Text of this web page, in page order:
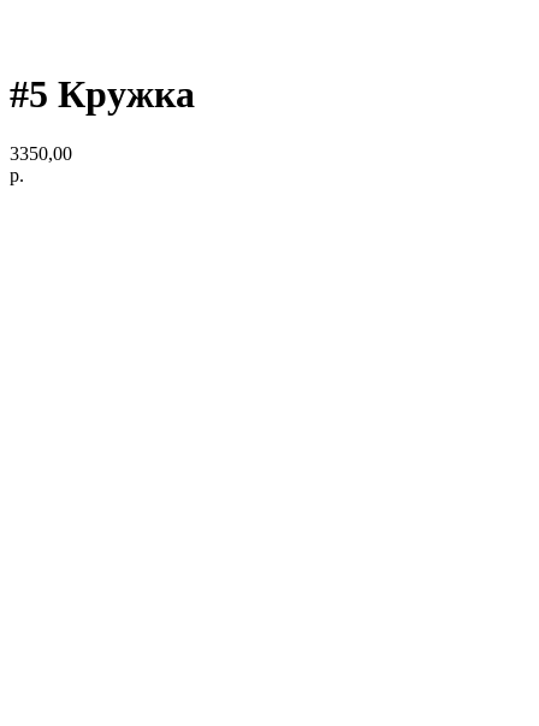
#5 Кружка
3350,00
р.